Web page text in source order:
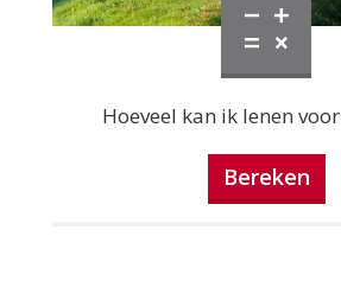
Hoeveel kan ik lenen
Bereken